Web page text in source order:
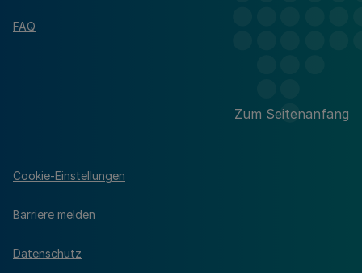
FAQ
Zum Seitenanfang
Cookie-Einstellungen
Barriere melden
Datenschutz